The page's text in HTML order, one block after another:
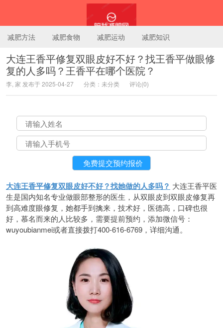
陪我减肥网
减肥方法 减肥食物 减肥运动 减肥知识
大连王香平修复双眼皮好不好？找王香平做眼修
复的人多吗？王香平在哪个医院？
李, 家 发布于 2025-04-27 分类：未分类 评论(0)
大连王香平修复双眼皮好不好？找她做的人多吗？ 大连王香平医
生是国内知名专业做眼部整形的医生，从双眼皮到双眼皮修复再
到高难度眼修复，她都手到擒来，技术好，医德高，口碑也很
好，慕名而来的人比较多，需要提前预约，添加微信号：
wuyoubianmei或者直接拨打400-616-6769，详细沟通。